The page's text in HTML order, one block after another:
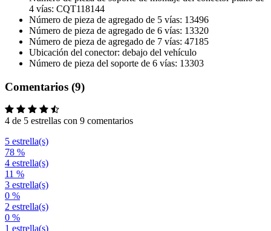
4 vías: CQT118144
Número de pieza de agregado de 5 vías: 13496
Número de pieza de agregado de 6 vías: 13320
Número de pieza de agregado de 7 vías: 47185
Ubicación del conector: debajo del vehículo
Número de pieza del soporte de 6 vías: 13303
Comentarios (9)
4 de 5 estrellas con 9 comentarios
5 estrella(s)
78 %
4 estrella(s)
11 %
3 estrella(s)
0 %
2 estrella(s)
0 %
1 estrella(s)